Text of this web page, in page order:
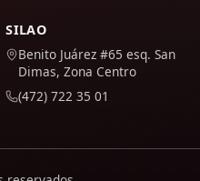
SILAO
Benito Juárez #65 esq. San
Dimas, Zona Centro
(472) 722 35 01